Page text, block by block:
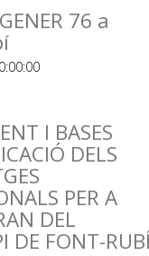
76 a
I BASES
DELS
PER A
DEL
DE FONT-